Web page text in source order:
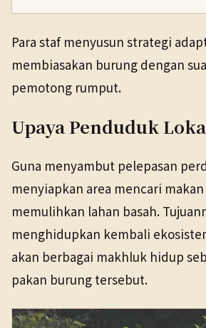
Para staf menyusun strategi
membiasakan burung dengan
pemotong rumput.
Upaya Penduduk
Guna menyambut pelepasan
menyiapkan area mencari
memulihkan lahan basah.
menghidupkan kembali
akan berbagai makhluk hidup
pakan burung tersebut.